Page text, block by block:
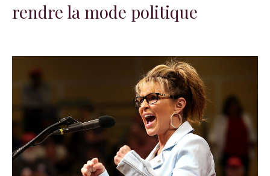
rendre la mode politique